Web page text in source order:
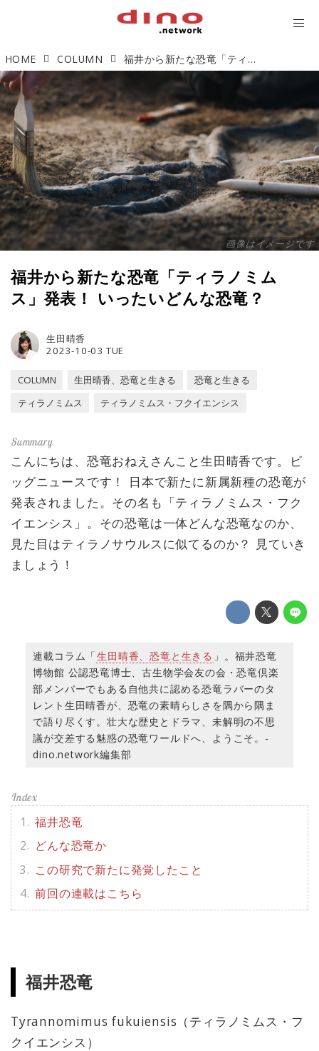
HOME COLUMN 福井から新たな恐竜「ティラノミムス」発表！ いったいどんな恐竜？
画像はイメージです
福井から新たな恐竜「ティラノミム
ス」発表！ いったいどんな恐竜？
2023-10-03 TUE
生田晴香
COLUMN 生田晴香、恐竜と生きる
恐竜と生きる
ティラノミムス
ティラノミムス・フクイエンシス
こんにちは、恐竜おねえさんこと生田晴香です。ビ
ッグニュースです！ 日本で新たに新属新種の恐竜が
発表されました。その名も「ティラノミムス・フク
イエンシス」。その恐竜は一体どんな恐竜なのか、
見た目はティラノサウルスに似てるのか？ 見ていき
ましょう！
連載コラム「生田晴香、恐竜と生きる 」。福井恐竜
博物館 公認恐竜博士、古生物学会友の会・恐竜倶楽
部メンバーでもある自他共に認める恐竜ラバーのタ
レント生田晴香が、恐竜の素晴らしさを隅から隅ま
で語り尽くす。壮大な歴史とドラマ、未解明の不思
議が交差する魅惑の恐竜ワールドへ、ようこそ。-
dino.network編集部
福井恐竜
どんな恐竜か
この研究で新たに発覚したこと
前回の連載はこちら
福井恐竜
Tyrannomimus fukuiensis（ティラノミムス・フ
クイエンシス）